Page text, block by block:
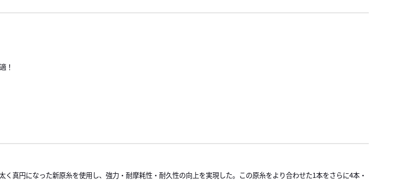
！
く真円になった新原糸を使用し、強力・耐摩耗性・耐久性の向上を実現した。この原糸をより合わせた1本をさらに4本・